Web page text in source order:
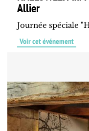
Allier
Journée spéciale
Voir cet événement